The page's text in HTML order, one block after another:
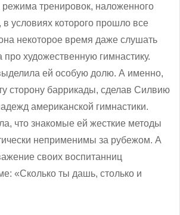
режима тренировок, наложенного
условиях которого прошло все
некоторое время даже слушать
художественную гимнастику.
ей особую долю. А именно,
сторону баррикады, сделав Силвию
американской гимнастики.
что знакомые ей жесткие методы
неприменимы за рубежом. А
своих воспитанниц
«Сколько ты дашь, столько и